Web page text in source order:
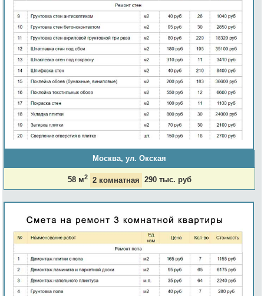
Москва, ул. Окская
58 м2 2 комнатная 290 тыс. руб